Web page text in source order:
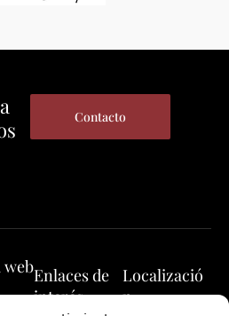
Contacto
webEnlaces de
interés
Localizació
n